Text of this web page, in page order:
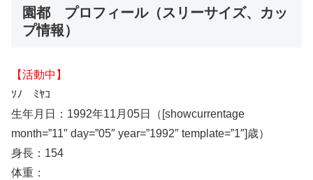
園都 プロフィール（スリーサイズ、カッ
プ情報）
【活動中】
ｿﾉ ﾐﾔｺ
生年月日：1992年11月05日（[showcurrentage
month=”11″ day=”05″ year=”1992″ template=”1″]歳）
身長：154
体重：